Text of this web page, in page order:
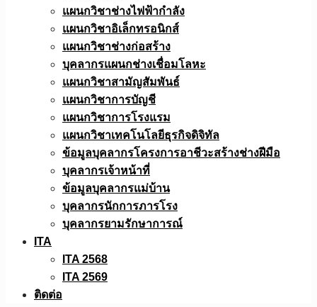
แผนกวิชาช่างไฟฟ้ากำลัง
แผนกวิชาอิเล็กทรอนิกส์
แผนกวิชาช่างก่อสร้าง
บุคลากรแผนกช่างเชื่อมโลหะ
แผนกวิชาสามัญสัมพันธ์
แผนกวิชาการบัญชี
แผนกวิชาการโรงแรม
แผนกวิชาเทคโนโลยีธุรกิจดิจิทัล
ข้อมูลบุคลากรโครงการอาชีวะสร้างช่างฝีมือ
บุคลากรเจ้าหน้าที่
ข้อมูลบุคลากรแม่บ้าน
บุคลากรนักการภารโรง
บุคลากรยามรักษาการณ์
ITA
ITA 2568
ITA 2569
ติดต่อ